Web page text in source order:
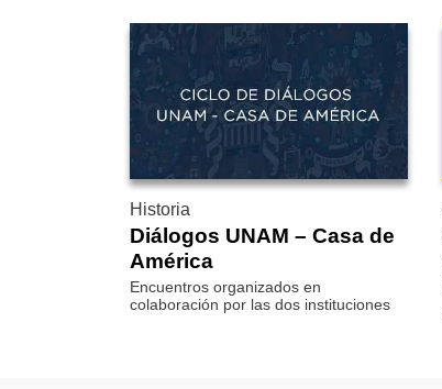
Historia
Diálogos UNAM – Casa de
América
Encuentros organizados en
colaboración por las dos instituciones